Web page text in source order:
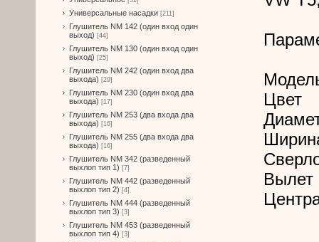
Универсальные насадки [211]
Глушитель NM 142 (один вход один
выход) [44]
Глушитель NM 130 (один вход один
выход) [25]
Глушитель NM 242 (один вход два
выхода) [29]
Глушитель NM 230 (один вход два
выхода) [17]
Глушитель NM 253 (два входа два
выхода) [16]
Глушитель NM 255 (два входа два
выхода) [16]
Глушитель NM 342 (разведенный
выхлоп тип 1) [7]
Глушитель NM 442 (разведенный
выхлоп тип 2) [4]
Глушитель NM 444 (разведенный
выхлоп тип 3) [3]
Глушитель NM 453 (разведенный
выхлоп тип 4) [3]
Цвет
Вылет